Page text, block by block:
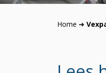
Home ➜